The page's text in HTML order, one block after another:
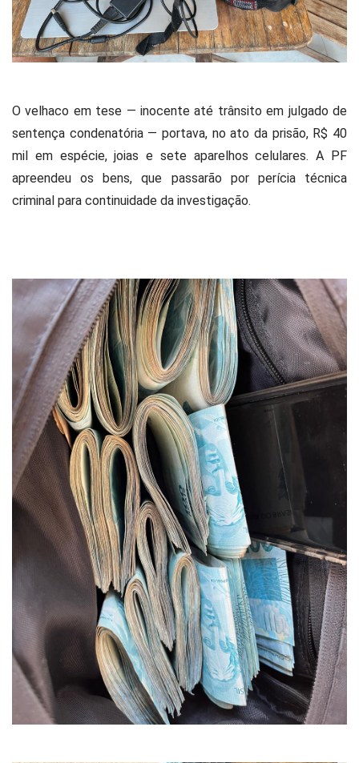
O velhaco em tese — inocente até trânsito em julgado de
sentença condenatória — portava, no ato da prisão, R$ 40
mil em espécie, joias e sete aparelhos celulares. A PF
apreendeu os bens, que passarão por perícia técnica
criminal para continuidade da investigação.